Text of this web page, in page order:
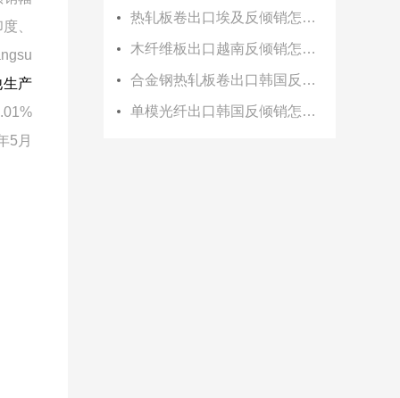
、
产
5 月
热轧板卷出口埃及反倾销怎么办？
木纤维板出口越南反倾销怎么办？
合金钢热轧板卷出口韩国反倾销怎么办？
单模光纤出口韩国反倾销怎么办？